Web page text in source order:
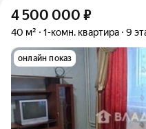
4 500 000 ₽
40 м² 1-комн. квартира 9
онлайн показ